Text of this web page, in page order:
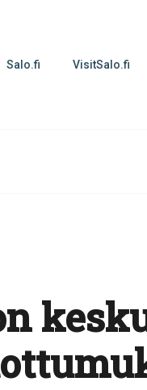
Salo.fi VisitSalo.fi